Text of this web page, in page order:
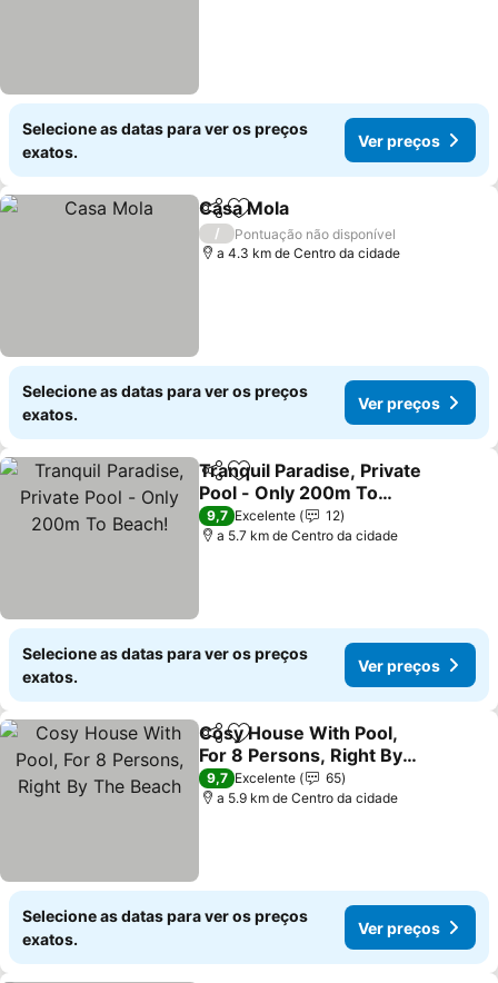
Selecione as datas para ver os preços
exatos.
Ver preços
PartilharAdicionar aos favoritos
Casa Mola
/
Pontuação não disponível
a 4.3 km de Centro da cidade
Selecione as datas para ver os preços
exatos.
Ver preços
PartilharAdicionar aos favoritos
Tranquil Paradise, Private
Pool - Only 200m To
Beach!
Ver preços
9,7 Excelente
12
a 5.7 km de Centro da cidade
Selecione as datas para ver os preços
exatos.
Ver preços
PartilharAdicionar aos favoritos
Cosy House With Pool,
For 8 Persons, Right By
The Beach
Ver preços
9,7 Excelente
65
a 5.9 km de Centro da cidade
Selecione as datas para ver os preços
exatos.
Ver preços